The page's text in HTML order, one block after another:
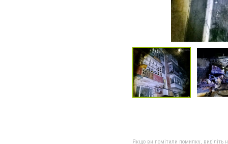
Якщо ви помітили помилку, виділіть